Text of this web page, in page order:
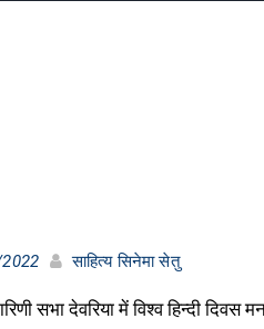
साहित्य सिनेमा सेतु
सभा देवरिया में विश्व हिन्दी